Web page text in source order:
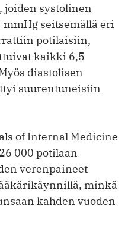
systolinen
seitsemällä eri
potilaisiin,
kaikki 6,5
diastolisen
suurentuneisiin
of Internal Medicine
000 potilaan
verenpaineet
minkä
kahden vuoden